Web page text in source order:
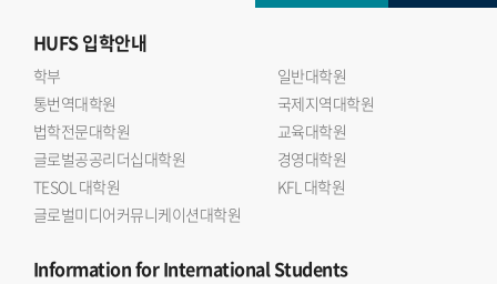
HUFS입학안내
학부
일반대학원
통번역대학원
국제지역대학원
법학전문대학원
교육대학원
글로벌공공리더십대학원
경영대학원
TESOL 대학원
KFL 대학원
글로벌미디어커뮤니케이션대학원
Informationfor International Students